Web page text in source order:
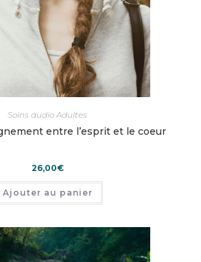
Soins audio Adultes
entre l’esprit et le coeur
26,00€
Ajouter au panier